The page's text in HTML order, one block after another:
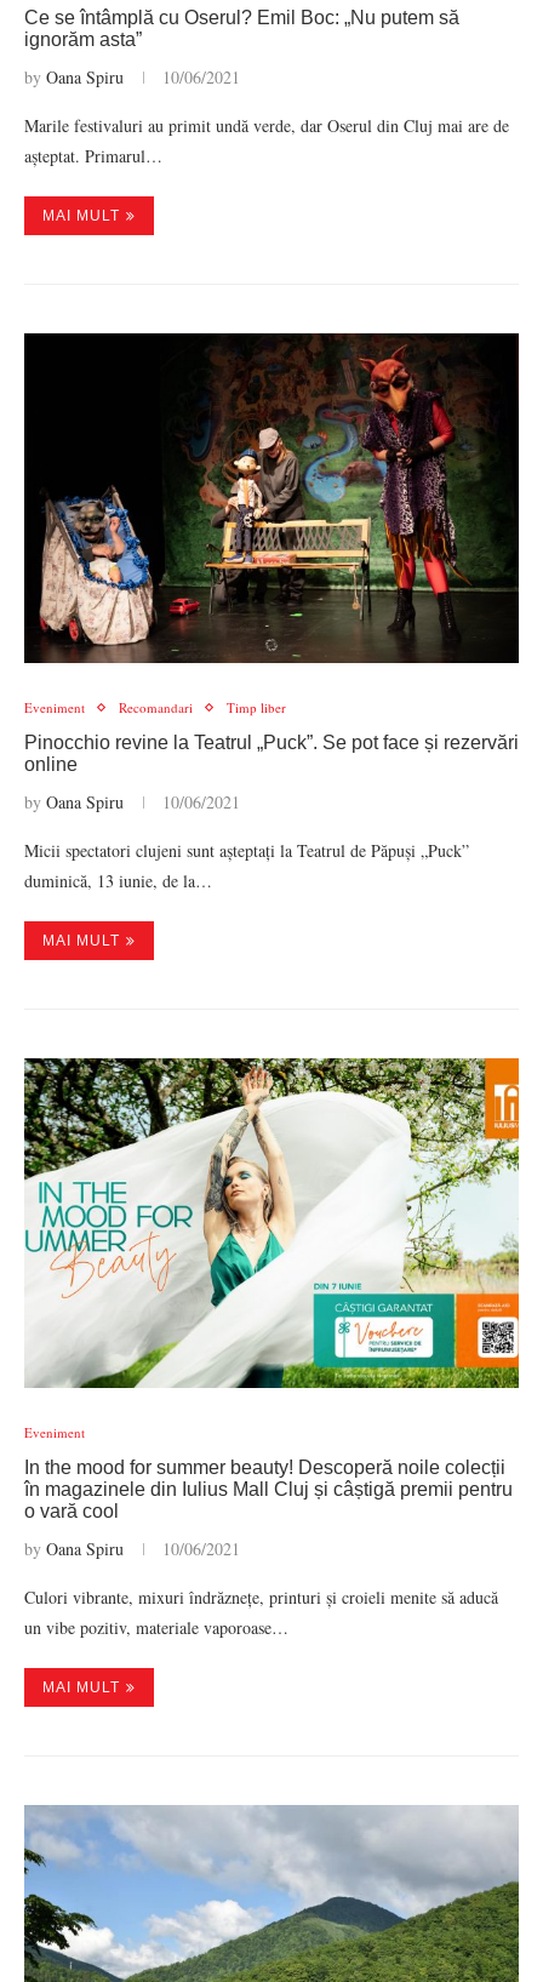
Ce se întâmplă cu Oserul? Emil Boc: „Nu putem să
ignorăm asta”
by Oana Spiru 10/06/2021
Marile festivaluri au primit undă verde, dar Oserul din Cluj mai are de
așteptat. Primarul…
MAI MULT
Eveniment Recomandari Timp liber
Pinocchio revine la Teatrul „Puck”. Se pot face și rezervări
online
by Oana Spiru 10/06/2021
Micii spectatori clujeni sunt așteptați la Teatrul de Păpuși „Puck”
duminică, 13 iunie, de la…
MAI MULT
Eveniment
In the mood for summer beauty! Descoperă noile colecții
în magazinele din Iulius Mall Cluj și câștigă premii pentru
o vară cool
by Oana Spiru 10/06/2021
Culori vibrante, mixuri îndrăznețe, printuri și croieli menite să aducă
un vibe pozitiv, materiale vaporoase…
MAI MULT